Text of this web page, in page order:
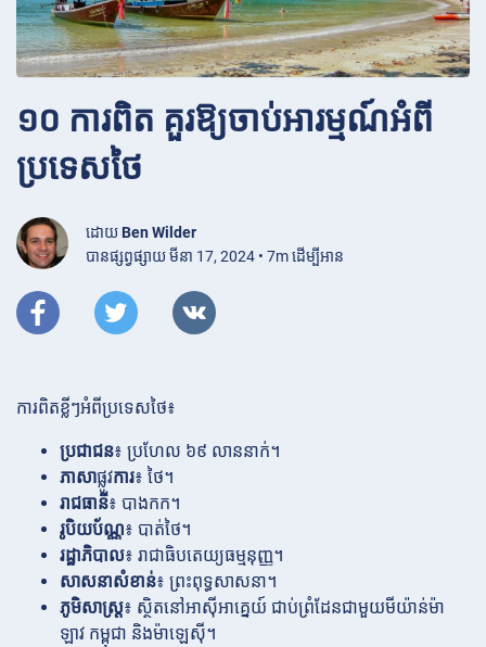
១០ ការពិត គួរឱ្យចាប់អារម្មណ៍អំពី
ប្រទេសថៃ
ដោយ Ben Wilder
បានផ្សព្វផ្សាយ មីនា 17, 2024 • 7m ដើម្បីអាន
ការពិតខ្លីៗអំពីប្រទេសថៃ៖
ប្រជាជន៖ ប្រហែល ៦៩ លាននាក់។
ភាសាផ្លូវការ៖ ថៃ។
រាជធានី៖ បាងកក។
រូបិយប័ណ្ណ៖ បាត់ថៃ។
រដ្ឋាភិបាល៖ រាជាធិបតេយ្យធម្មនុញ្ញ។
សាសនាសំខាន់៖ ព្រះពុទ្ធសាសនា។
ភូមិសាស្ត្រ៖ ស្ថិតនៅអាស៊ីអាគ្នេយ៍ ជាប់ព្រំដែនជាមួយមីយ៉ាន់ម៉ា
ឡាវ កម្ពុជា និងម៉ាឡេស៊ី។